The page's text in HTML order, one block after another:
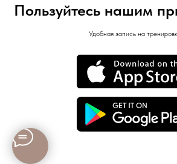
Пользуйтесь нашим
Удобная запись на